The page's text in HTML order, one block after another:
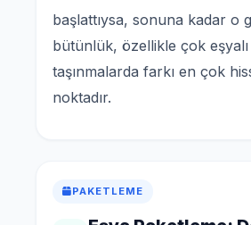
başlattıysa, sonuna kadar o
bütünlük, özellikle çok
taşınmalarda farkı en çok
noktadır.
PAKETLEME